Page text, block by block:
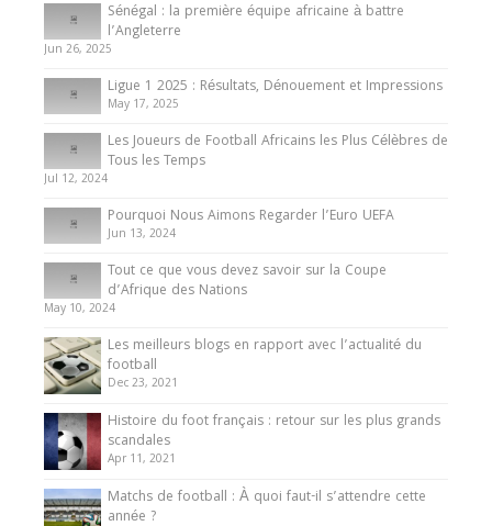
Présentation de l’équipe nationale de football
du Cameroun
8 August 2025
Sénégal : la première équipe africaine à battre
l’Angleterre
Jun 26, 2025
Ligue 1 2025 : Résultats, Dénouement et Impressions
May 17, 2025
Les Joueurs de Football Africains les Plus Célèbres de
Tous les Temps
Jul 12, 2024
Pourquoi Nous Aimons Regarder l’Euro UEFA
Jun 13, 2024
Tout ce que vous devez savoir sur la Coupe
d’Afrique des Nations
May 10, 2024
Les meilleurs blogs en rapport avec l’actualité du
football
Dec 23, 2021
Histoire du foot français : retour sur les plus grands
scandales
Apr 11, 2021
Matchs de football : À quoi faut-il s’attendre cette
année ?